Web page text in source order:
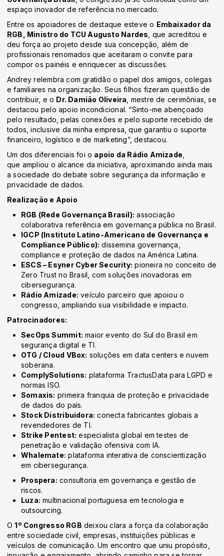
espaço inovador de referência no mercado.
Entre os apoiadores de destaque esteve o Embaixador da
RGB, Ministro do TCU Augusto Nardes , que acreditou e
deu força ao projeto desde sua concepção, além de
profissionais renomados que aceitaram o convite para
compor os painéis e enriquecer as discussões.
Andrey relembra com gratidão o papel dos amigos, colegas
e familiares na organização. Seus filhos fizeram questão de
contribuir, e o Dr. Damião Oliveira , mestre de cerimônias, se
destacou pelo apoio incondicional. “Sinto-me abençoado
pelo resultado, pelas conexões e pelo suporte recebido de
todos, inclusive da minha empresa, que garantiu o suporte
financeiro, logístico e de marketing”, destacou.
Um dos diferenciais foi o apoio da Rádio Amizade
que ampliou o alcance da iniciativa, aproximando ainda mais
a sociedade do debate sobre segurança da informação e
privacidade de dados.
Realização e Apoio
RGB (Rede Governança Brasil): associação
colaborativa referência em governança pública no Brasil.
IGCP (Instituto Latino-Americano de Governança e
Compliance Público): dissemina governança,
compliance e proteção de dados na América Latina.
ESCS – Esyner Cyber Security: pioneira no conceito de
Zero Trust no Brasil, com soluções inovadoras em
cibersegurança.
Rádio Amizade: veículo parceiro que apoiou o
congresso, ampliando sua visibilidade e impacto.
Patrocinadores:
SecOps Summit: maior evento do Sul do Brasil em
segurança digital e TI.
OTG / Cloud VBox: soluções em data centers e nuvem
soberana.
ComplySolutions: plataforma TractusData para LGPD e
normas ISO.
Somaxis: primeira franquia de proteção e privacidade
de dados do país.
Stock Distribuidora: conecta fabricantes globais a
revendedores de TI.
Strike Pentest: especialista global em testes de
penetração e validação ofensiva com IA.
Whalemate: plataforma interativa de conscientização
em cibersegurança.
Prospera: consultoria em governança e gestão de
riscos.
Luza: multinacional portuguesa em tecnologia e
outsourcing.
O1º Congresso RGB deixou clara a força da colaboração
entre sociedade civil, empresas, instituições públicas e
veículos de comunicação. Um encontro que uniu propósito,